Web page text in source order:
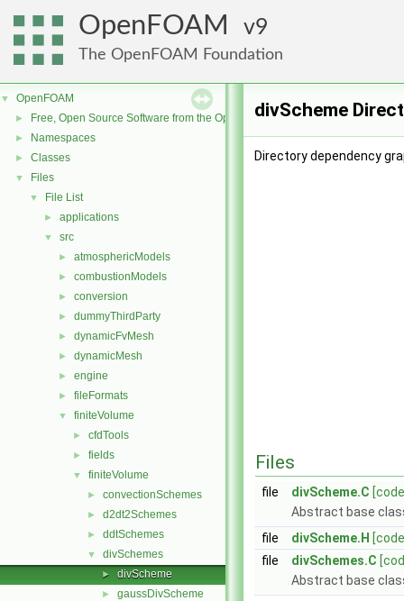
OpenFOAM 9
The OpenFOAM Foundation
▼ OpenFOAM
► Free, Open Source Software from the OpenFOAM Foundation
► Namespaces
► Classes
▼ Files
▼ File List
► applications
▼ src
► atmosphericModels
► combustionModels
► conversion
► dummyThirdParty
► dynamicFvMesh
► dynamicMesh
► engine
► fileFormats
▼ finiteVolume
► cfdTools
► fields
▼ finiteVolume
► convectionSchemes
► d2dt2Schemes
► ddtSchemes
▼ divSchemes
► divScheme
► gaussDivScheme
divScheme
Directory dependency
Files
file divScheme.C
Abstract base
file
divScheme.H
file
divSchemes.C
Abstract base